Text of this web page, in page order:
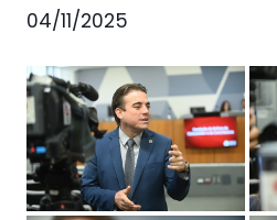
04/11/2025